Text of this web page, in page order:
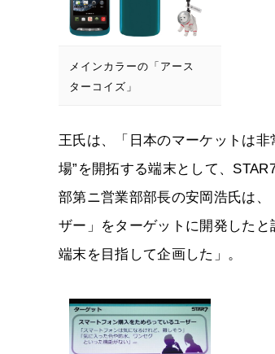
メインカラーの「アース
ターコイズ」
王氏は、「日本のマーケットは
場”を開拓する端末として、
部第ニ営業部部長の安岡浩氏は
ザー」をターゲットに開発した
端末を目指して企画した」。